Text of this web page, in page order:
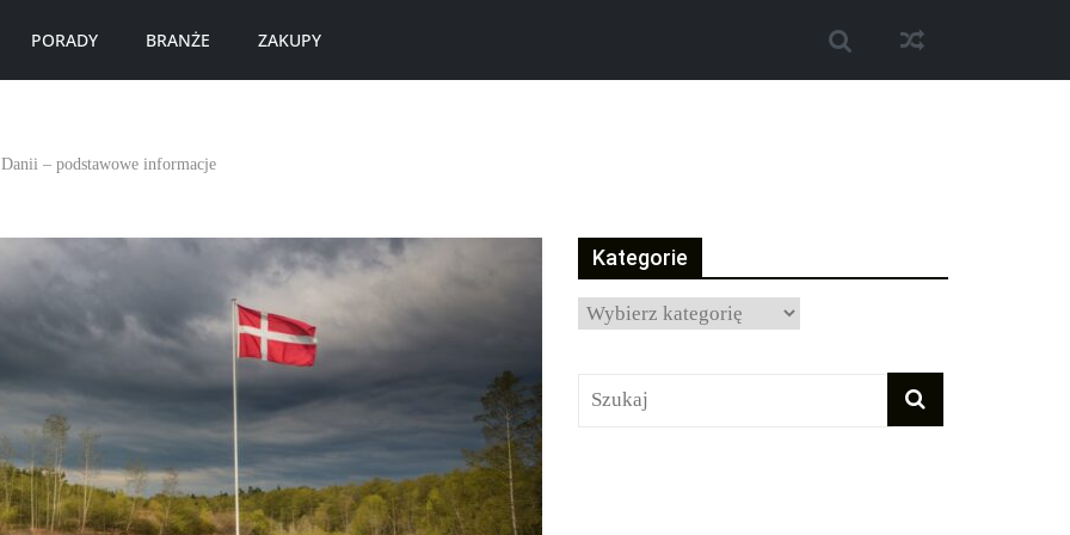
PORADY BRANŻE ZAKUPY
– podstawowe informacje
Kategorie
Kategorie